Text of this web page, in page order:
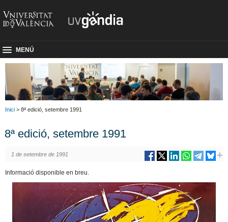
MENÚ
Inici > 8ª edició, setembre 1991
8ª edició, setembre 1991
1 de setembre de 1991
Informació disponible en breu.